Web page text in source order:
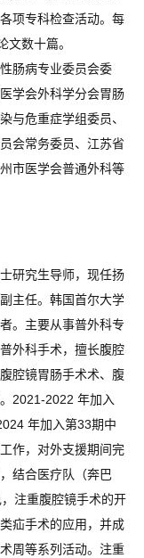
项专科检查活动。每
数十篇。
肠病专业委员会委
学会外科学分会胃肠
与危重症学组委员、
会常务委员、江苏省
市医学会普通外科等
研究生导师，现任扬
主任。韩国首尔大学
。主要从事普外科专
外科手术，擅长腹腔
腔镜胃肠手术术、腹
2021-2022 年加入
年加入第33期中
作，对外支援期间完
结合医疗队（奔巴
，注重腹腔镜手术的开
疝手术的应用，并成
周等系列活动。注重